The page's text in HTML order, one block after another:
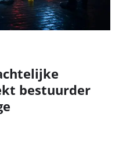
bestuurder